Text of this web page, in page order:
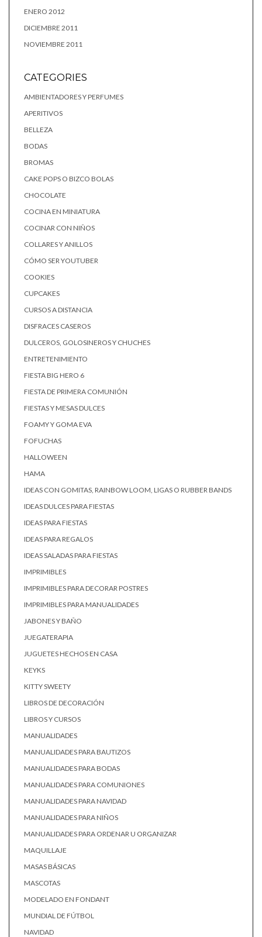
ENERO 2012
DICIEMBRE 2011
NOVIEMBRE 2011
CATEGORIES
AMBIENTADORES Y PERFUMES
APERITIVOS
BELLEZA
BODAS
BROMAS
CAKE POPS O BIZCO BOLAS
CHOCOLATE
COCINA EN MINIATURA
COCINAR CON NIÑOS
COLLARES Y ANILLOS
CÓMO SER YOUTUBER
COOKIES
CUPCAKES
CURSOS A DISTANCIA
DISFRACES CASEROS
DULCEROS, GOLOSINEROS Y CHUCHES
ENTRETENIMIENTO
FIESTA BIG HERO 6
FIESTA DE PRIMERA COMUNIÓN
FIESTAS Y MESAS DULCES
FOAMY Y GOMA EVA
FOFUCHAS
HALLOWEEN
HAMA
IDEAS CON GOMITAS, RAINBOW LOOM, LIGAS O RUBBER BANDS
IDEAS DULCES PARA FIESTAS
IDEAS PARA FIESTAS
IDEAS PARA REGALOS
IDEAS SALADAS PARA FIESTAS
IMPRIMIBLES
IMPRIMIBLES PARA DECORAR POSTRES
IMPRIMIBLES PARA MANUALIDADES
JABONES Y BAÑO
JUEGATERAPIA
JUGUETES HECHOS EN CASA
KEYKS
KITTY SWEETY
LIBROS DE DECORACIÓN
LIBROS Y CURSOS
MANUALIDADES
MANUALIDADES PARA BAUTIZOS
MANUALIDADES PARA BODAS
MANUALIDADES PARA COMUNIONES
MANUALIDADES PARA NAVIDAD
MANUALIDADES PARA NIÑOS
MANUALIDADES PARA ORDENAR U ORGANIZAR
MAQUILLAJE
MASAS BÁSICAS
MASCOTAS
MODELADO EN FONDANT
MUNDIAL DE FÚTBOL
NAVIDAD